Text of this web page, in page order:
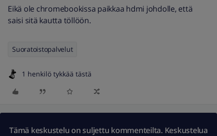
Eikä ole chromebookissa paikkaa hdmi johdolle, että
saisi sitä kautta töllöön.
Suoratoistopalvelut
1 henkilö tykkää tästä
Tämä keskustelu on suljettu kommenteilta. Keskustelua